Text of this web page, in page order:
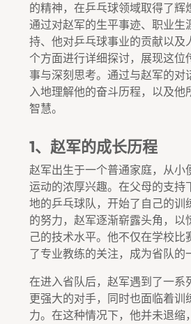
的精神，在乒乓球领域取得了辉
通过对赵军的生平事迹、职业生
持、他对乒乓球事业的贡献以及
个方面进行详细探讨，展现这位
事与深刻思考。通过与赵军的对
入地理解他的奋斗历程，以及他
智慧。
1、赵军的成长历程
赵军出生于一个普通家庭，从小
运动的浓厚兴趣。在父母的支持
地的乒乓球队，开始了自己的训
的努力，赵军逐渐崭露头角，以
己的技术水平。他不仅在学校比
了专业教练的关注，成为省队的
在进入省队后，赵军遇到了一系
更强大的对手，同时也面临着训
力。在这种情况下，他并未退缩